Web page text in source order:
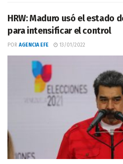
HRW: Maduro usó el estado
para intensificar el control
POR AGENCIA EFE 13/01/2022